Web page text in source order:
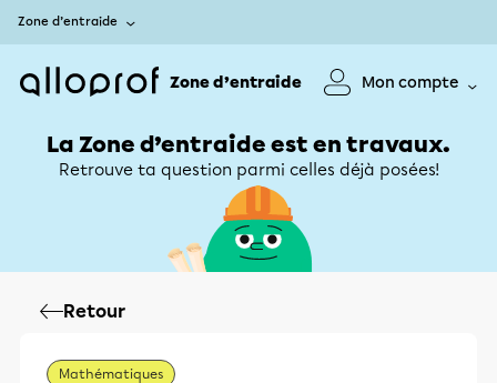
Zone d’entraide
Zone d’entraide Mon compte
La Zone d’entraide est en travaux.
Retrouve ta question parmi celles déjà posées!
Retour
Mathématiques